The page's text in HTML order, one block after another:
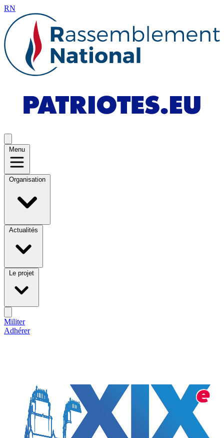
RN
Menu
Organisation
Actualités
Le projet
Militer
Adhérer